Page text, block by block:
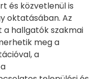
és közvetlenül is
oktatásában. Az
hallgatók szakmai
meg a
a